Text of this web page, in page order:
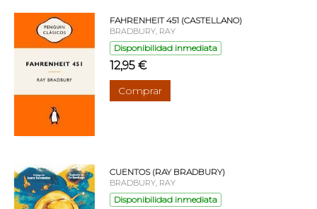
FAHRENHEIT 451 (CASTELLANO)
BRADBURY, RAY
Disponibilidad inmediata
12,95 €
Comprar
CUENTOS (RAY BRADBURY)
BRADBURY, RAY
Disponibilidad inmediata